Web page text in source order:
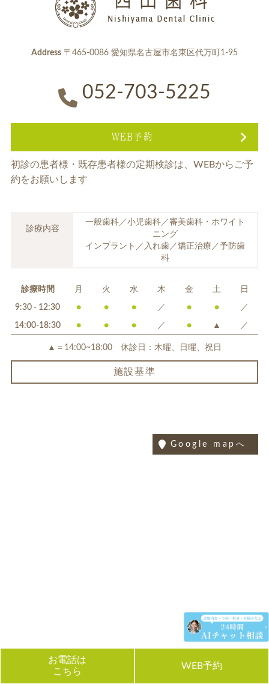
お電話は
こちら
WEB予約
Address 〒465-0086 愛知県名古屋市名東区代万町1-95
052-703-5225
WEB予約
初診の患者様・既存患者様の定期検診は、 WEBからご予
約をお願いします
診療内容
一般歯科／小児歯科／審美歯科・ホワイト
ニング
インプラント／入れ歯／矯正治療／予防歯
科
診療時間 月 火 水 木 金 土 日
9:30 - 12:30 ● ● ● ／ ● ● ／
14:00-18:30 ● ● ● ／ ● ▲ ／
▲＝14:00~18:00 休診日：木曜、日曜、祝日
施設基準
Google mapへ